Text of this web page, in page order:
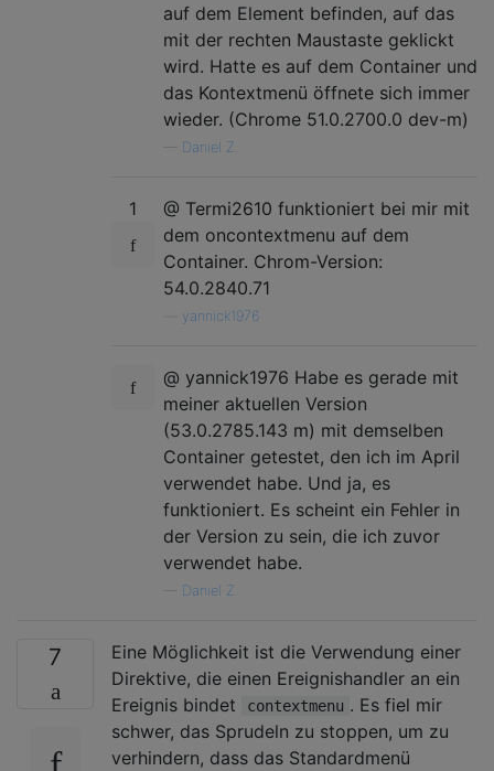
auf dem Element befinden, auf das
mit der rechten Maustaste geklickt
wird. Hatte es auf dem Container und
das Kontextmenü öffnete sich immer
wieder. (Chrome 51.0.2700.0 dev-m)
Daniel Z.
1
@ Termi2610 funktioniert bei mir mit
dem oncontextmenu auf dem
Container. Chrom-Version:
54.0.2840.71
yannick1976
@ yannick1976 Habe es gerade mit
meiner aktuellen Version
(53.0.2785.143 m) mit demselben
Container getestet, den ich im April
verwendet habe. Und ja, es
funktioniert. Es scheint ein Fehler in
der Version zu sein, die ich zuvor
verwendet habe.
Daniel Z.
7
Eine Möglichkeit ist die Verwendung einer
Direktive, die einen Ereignishandler an ein
Ereignis bindet
contextmenu . Es fiel mir
schwer, das Sprudeln zu stoppen, um zu
verhindern, dass das Standardmenü